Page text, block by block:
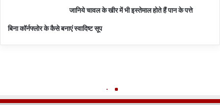
जानिये चावल के खीर में भी इस्तेमाल होते हैं पान के पत्ते
बिना कॉर्नफ्लोर के कैसे बनाएं स्वादिष्ट सूप